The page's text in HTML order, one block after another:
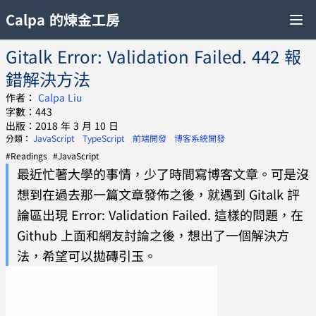
Calpa 的煉金工房
Gitalk Error: Validation Failed. 442 報
錯解決方法
作者： Calpa Liu
字數：443
出版：2018 年 3 月 10 日
分類： JavaScript TypeScript 前端開發
博客系統開發
#Readings #JavaScript
最近忙著大學的事情，少了時間寫博客文章。可是沒
想到在過去那一篇文章發佈之後，就遇到 Gitalk 評
論區出現 Error: Validation Failed. 這樣的問題，在
Github 上面和網友討論之後，想出了一個解決方
法，希望可以拋磚引玉。